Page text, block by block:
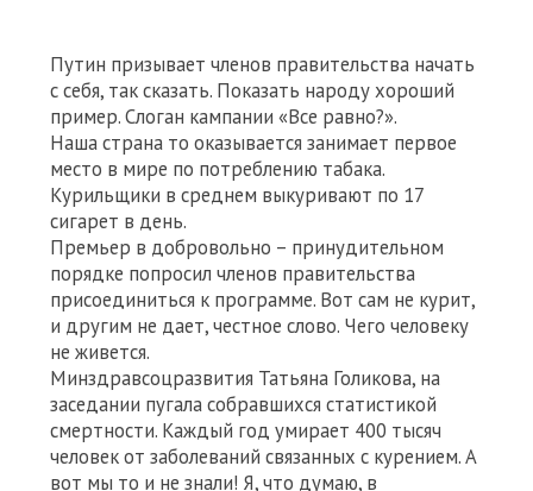
Путин призывает членов правительства начать
с себя, так сказать. Показать народу хороший
пример. Слоган кампании «Все равно?».
Наша страна то оказывается занимает первое
место в мире по потреблению табака.
Курильщики в среднем выкуривают по 17
сигарет в день.
Премьер в добровольно – принудительном
порядке попросил членов правительства
присоединиться к программе. Вот сам не курит,
и другим не дает, честное слово. Чего человеку
не живется.
Минздравсоцразвития Татьяна Голикова, на
заседании пугала собравшихся статистикой
смертности. Каждый год умирает 400 тысяч
человек от заболеваний связанных с курением. А
вот мы то и не знали! Я, что думаю, в